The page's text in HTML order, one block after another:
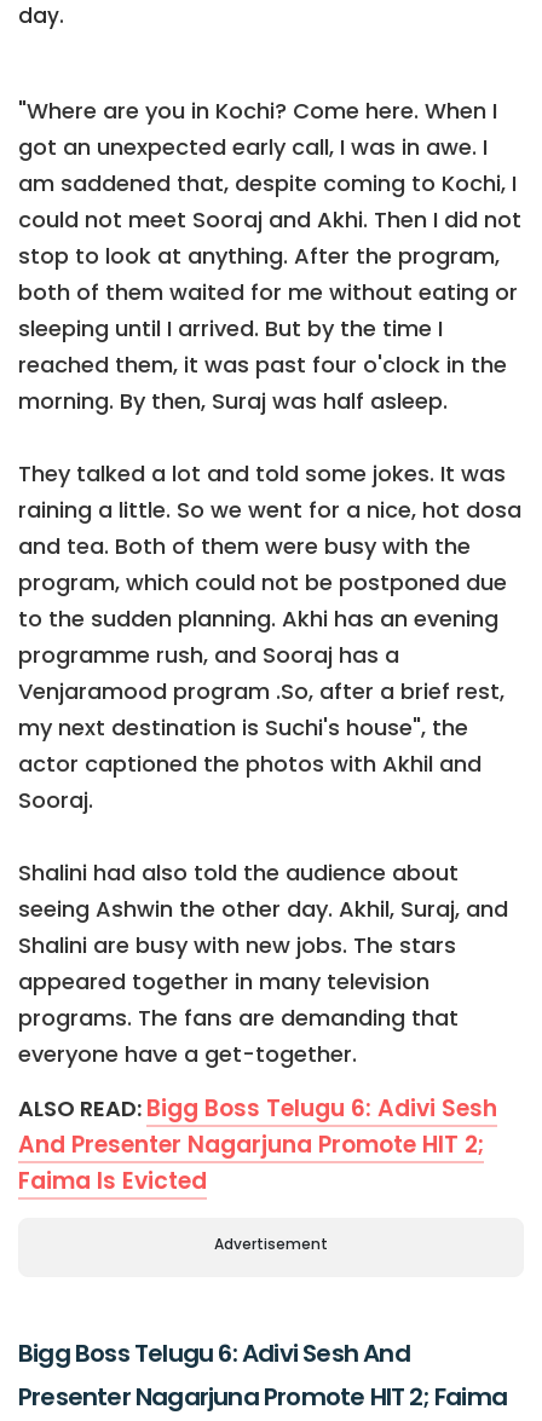
day.
"Where are you in Kochi? Come here. When I
got an unexpected early call, I was in awe. I
am saddened that, despite coming to Kochi, I
could not meet Sooraj and Akhi. Then I did not
stop to look at anything. After the program,
both of them waited for me without eating or
sleeping until I arrived. But by the time I
reached them, it was past four o'clock in the
morning. By then, Suraj was half asleep.
They talked a lot and told some jokes. It was
raining a little. So we went for a nice, hot dosa
and tea. Both of them were busy with the
program, which could not be postponed due
to the sudden planning. Akhi has an evening
programme rush, and Sooraj has a
Venjaramood program .So, after a brief rest,
my next destination is Suchi's house", the
actor captioned the photos with Akhil and
Sooraj.
Shalini had also told the audience about
seeing Ashwin the other day. Akhil, Suraj, and
Shalini are busy with new jobs. The stars
appeared together in many television
programs. The fans are demanding that
everyone have a get-together.
ALSO READ: Bigg Boss Telugu 6: Adivi Sesh
And Presenter Nagarjuna Promote HIT 2;
Faima Is Evicted
Advertisement
Bigg Boss Telugu 6: Adivi Sesh And
Presenter Nagarjuna Promote HIT 2; Faima